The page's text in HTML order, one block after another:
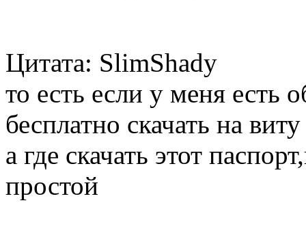
Цитата: SlimShady
то есть если у меня есть
бесплатно скачать на
а где скачать этот
простой